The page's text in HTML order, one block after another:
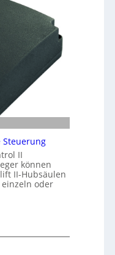
II
können
II-Hubsäulen
oder